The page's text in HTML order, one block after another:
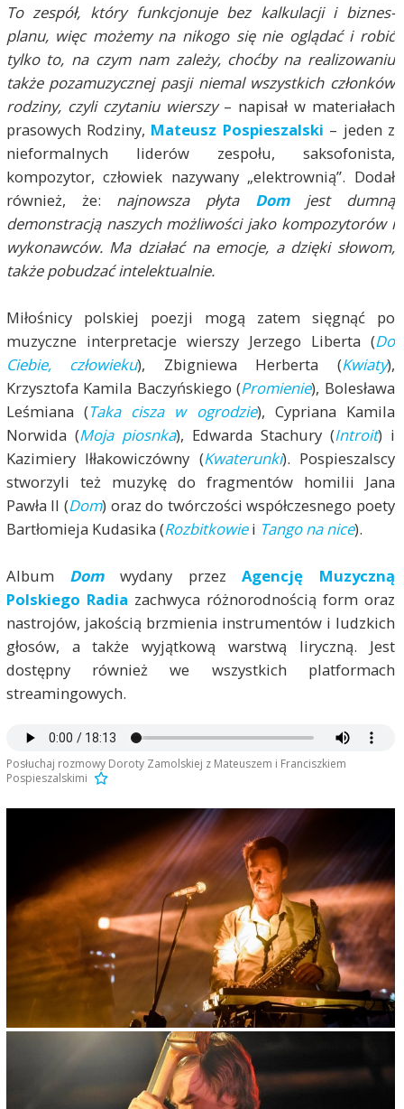
To zespół, który funkcjonuje bez kalkulacji i biznes-
planu, więc możemy na nikogo się nie oglądać i robić
tylko to, na czym nam zależy, choćby na realizowaniu
także pozamuzycznej pasji niemal wszystkich członków
rodziny, czyli czytaniu wierszy – napisał w materiałach
prasowych Rodziny, Mateusz Pospieszalski – jeden z
nieformalnych liderów zespołu, saksofonista,
kompozytor, człowiek nazywany „elektrownią”. Dodał
również, że: najnowsza płyta Domjest dumną
demonstracją naszych możliwości jako kompozytorów i
wykonawców. Ma działać na emocje, a dzięki słowom,
także pobudzać intelektualnie.
Miłośnicy polskiej poezji mogą zatem sięgnąć po
muzyczne interpretacje wierszy Jerzego Liberta (Do
Ciebie, człowieku), Zbigniewa Herberta (Kwiaty),
Krzysztofa Kamila Baczyńskiego (Promienie), Bolesława
Leśmiana (Taka cisza w ogrodzie), Cypriana Kamila
Norwida (Moja piosnka), Edwarda Stachury (Introit) i
Kazimiery Iłłakowiczówny (Kwaterunki). Pospieszalscy
stworzyli też muzykę do fragmentów homilii Jana
Pawła II (Dom) oraz do twórczości współczesnego poety
Bartłomieja Kudasika (Rozbitkowiei Tango na nice).
Album Domwydany przezAgencję Muzyczną
Polskiego Radia zachwyca różnorodnością form oraz
nastrojów, jakością brzmienia instrumentów i ludzkich
głosów, a także wyjątkową warstwą liryczną. Jest
dostępny również we wszystkich platformach
streamingowych.
Posłuchaj rozmowy Doroty Zamolskiej z Mateuszem i Franciszkiem
Pospieszalskimi